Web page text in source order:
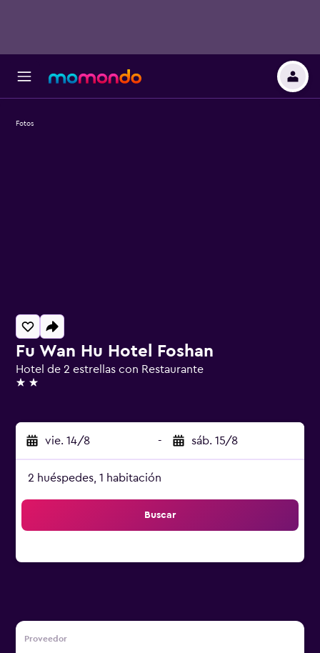
Fu Wan Hu Hotel Foshan
Hotel de 2 estrellas con Restaurante
2 estrellas
vie. 14/8 - sáb. 15/8
2 huéspedes, 1 habitación
Buscar
Proveedor
Fotos